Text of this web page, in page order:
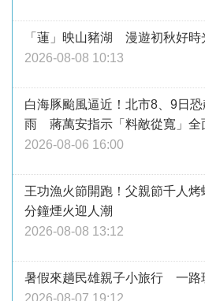
「蓮」映山豬湖 漫遊初秋好時
2026-08-08 10:13
白海豚颱風逼近！北市8、9日
雨 蔣萬安指示「料敵從寬」全
2026-08-06 16:00
王功漁火節開跑！父親節千人
分鐘煙火迎人潮
2026-08-08 13:12
暑假來趟民雄親子小旅行 一路
2026-08-07 19:12